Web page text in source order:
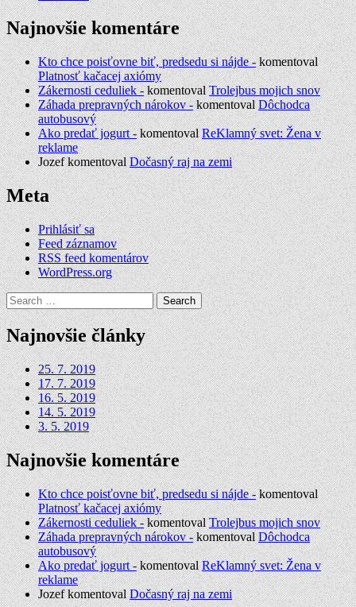
Najnovšie komentáre
Kto chce poisťovne biť, predsedu si nájde -komentoval
Platnosť kačacej axiómy
Zákernosti ceduliek -komentovalTrolejbus mojich snov
Záhada prepravných nárokov -komentovalDôchodca
autobusový
Ako predať jogurt -komentovalReKlamný svet: Žena v
reklame
JozefkomentovalDočasný raj na zemi
Meta
Prihlásiť sa
Feed záznamov
RSS feed komentárov
WordPress.org
Search
for:
Najnovšie články
25. 7. 2019
17. 7. 2019
16. 5. 2019
14. 5. 2019
3. 5. 2019
Najnovšie komentáre
Kto chce poisťovne biť, predsedu si nájde -komentoval
Platnosť kačacej axiómy
Zákernosti ceduliek -komentovalTrolejbus mojich snov
Záhada prepravných nárokov -komentovalDôchodca
autobusový
Ako predať jogurt -komentovalReKlamný svet: Žena v
reklame
JozefkomentovalDočasný raj na zemi